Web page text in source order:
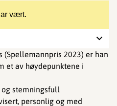
vært.
(Spellemannpris 2023) er han
et av høydepunktene i
og stemningsfull
personlig og med